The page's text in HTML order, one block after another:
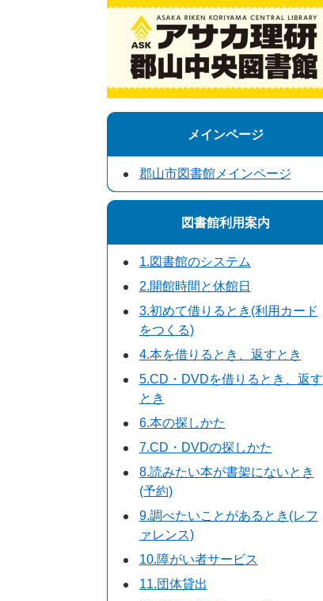
メインページ
郡山市図書館メインページ
図書館利用案内
1.図書館のシステム
2.開館時間と休館日
3.初めて借りるとき(利用カード
をつくる)
4.本を借りるとき、返すとき
5.CD・DVDを借りるとき、返す
とき
6.本の探しかた
7.CD・DVDの探しかた
8.読みたい本が書架にないとき
(予約)
9.調べたいことがあるとき(レフ
ァレンス)
10.障がい者サービス
11.団体貸出